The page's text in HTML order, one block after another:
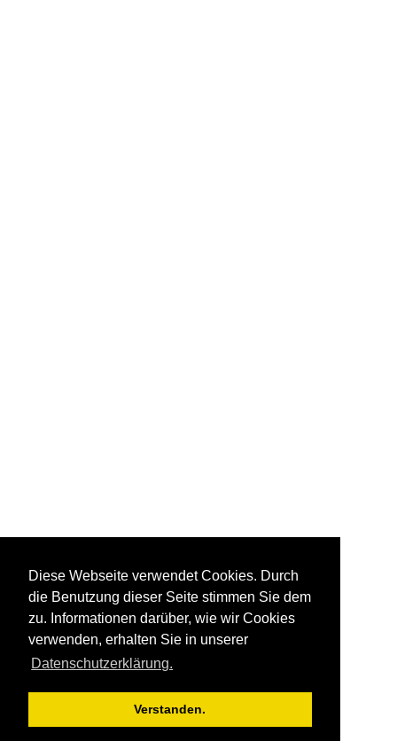
Diese Webseite verwendet Cookies. Durch
die Benutzung dieser Seite stimmen Sie dem
zu. Informationen darüber, wie wir Cookies
verwenden, erhalten Sie in unserer
Datenschutzerklärung.
Verstanden.